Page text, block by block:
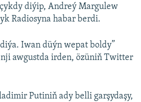
diýip, Andreý Margulew
Radiosyna habar berdi.
Iwan düýn wepat boldy”
awgustda irden, özüniň Twitter
Putiniň ady belli garşydaşy,